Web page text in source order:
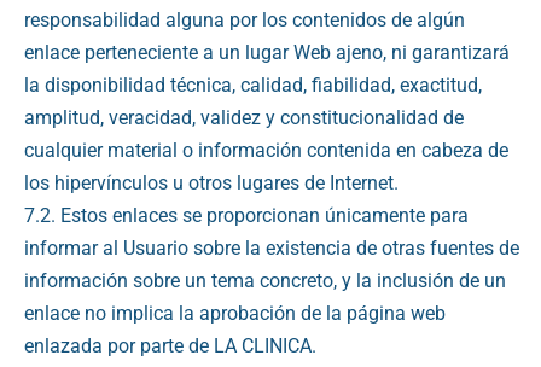
responsabilidad alguna por los contenidos de algún
enlace perteneciente a un lugar Web ajeno, ni garantizará
la disponibilidad técnica, calidad, fiabilidad, exactitud,
amplitud, veracidad, validez y constitucionalidad de
cualquier material o información contenida en cabeza de
los hipervínculos u otros lugares de Internet.
7.2. Estos enlaces se proporcionan únicamente para
informar al Usuario sobre la existencia de otras fuentes de
información sobre un tema concreto, y la inclusión de un
enlace no implica la aprobación de la página web
enlazada por parte de LA CLINICA.